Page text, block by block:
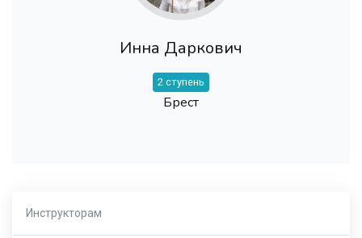
Инна Даркович
2 ступень
Брест
Инструкторам